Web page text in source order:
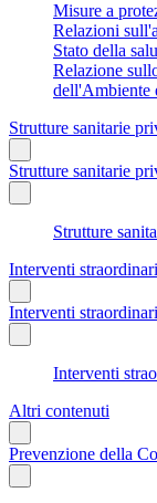
Misure a
Relazioni
Stato della
Relazione
dell'Ambiente
Strutture sanitarie
Strutture sanitarie
Strutture
Interventi
Interventi
Interventi
Altri contenuti
Prevenzione della